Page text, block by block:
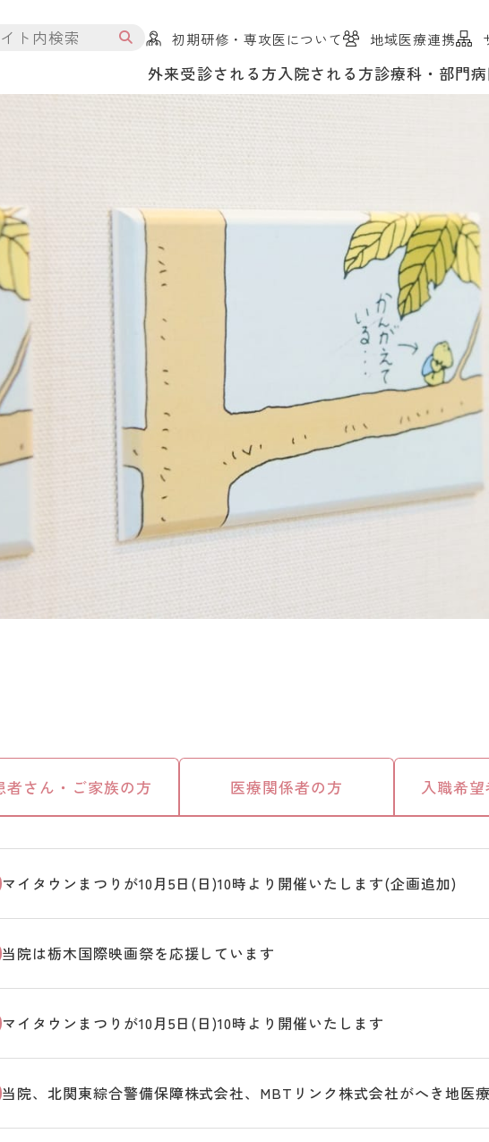
初期研修・専攻医について 地域医療連携
外来受診される方入院される方診療科・部門
者さん・ご家族の方 医療関係者の方 入職希
マイタウンまつりが10月5日(日)10時より開催いたします(企画追加)
当院は栃木国際映画祭を応援しています
マイタウンまつりが10月5日(日)10時より開催いたします
当院、北関東綜合警備保障株式会社、MBTリンク株式会社がへき地医